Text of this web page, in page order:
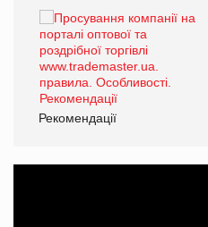
Рекомендації